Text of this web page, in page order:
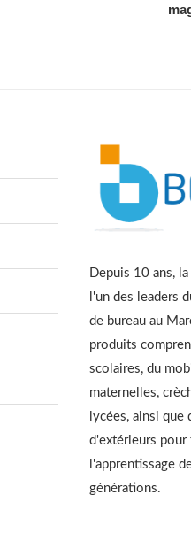
Depuis 10 ans,
l'un des leaders
de bureau au
produits
scolaires, du
maternelles,
lycées, ainsi
d'extérieurs pour
l'apprentissage
générations.